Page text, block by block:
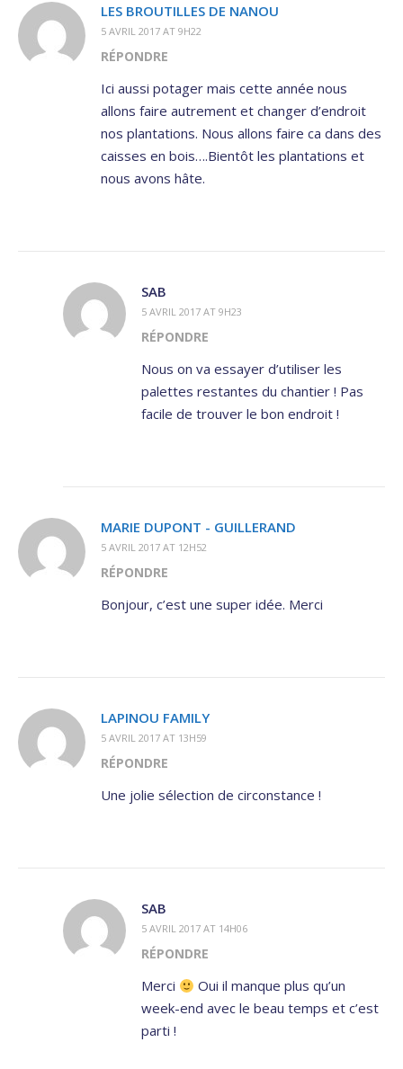
LES BROUTILLES DE NANOU
5 AVRIL 2017 AT 9H22
RÉPONDRE
Ici aussi potager mais cette année nous
allons faire autrement et changer d’endroit
nos plantations. Nous allons faire ca dans des
caisses en bois….Bientôt les plantations et
nous avons hâte.
SAB
5 AVRIL 2017 AT 9H23
RÉPONDRE
Nous on va essayer d’utiliser les
palettes restantes du chantier ! Pas
facile de trouver le bon endroit !
MARIE DUPONT - GUILLERAND
5 AVRIL 2017 AT 12H52
RÉPONDRE
Bonjour, c’est une super idée. Merci
LAPINOU FAMILY
5 AVRIL 2017 AT 13H59
RÉPONDRE
Une jolie sélection de circonstance !
SAB
5 AVRIL 2017 AT 14H06
RÉPONDRE
Merci
Oui il manque plus qu’un
week-end avec le beau temps et c’est
parti !